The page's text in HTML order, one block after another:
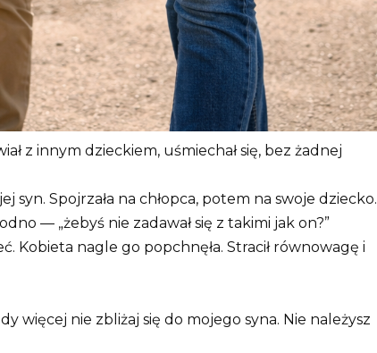
z innym dzieckiem, uśmiechał się, bez żadnej
syn. Spojrzała na chłopca, potem na swoje dziecko.
— „żebyś nie zadawał się z takimi jak on?”
Kobieta nagle go popchnęła. Stracił równowagę i
więcej nie zbliżaj się do mojego syna. Nie należysz